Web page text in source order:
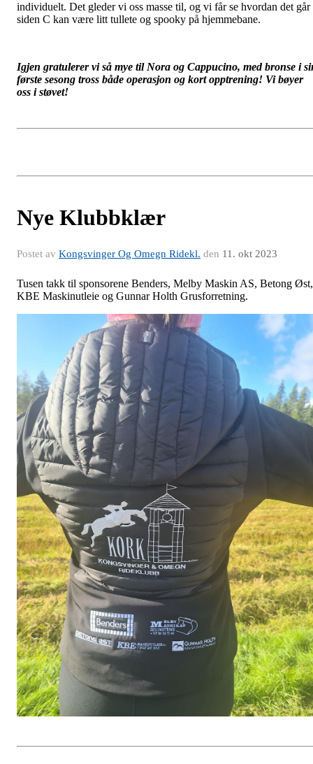
individuelt. Det gleder vi oss masse til, og vi får se hvordan det går
siden C kan være litt tullete og spooky på hjemmebane.
Igjen gratulerer vi så mye til Nora og Cappucino, med bronse i
første sesong tross både operasjon og kort opptrening! Vi bøyer
oss i støvet!
Nye Klubbklær
Postet av Kongsvinger Og Omegn Ridekl. den 11. okt 2023
Tusen takk til sponsorene Benders, Melby Maskin AS, Betong Øst,
KBE Maskinutleie og Gunnar Holth Grusforretning.